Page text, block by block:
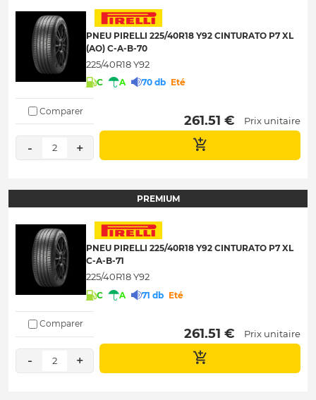
PNEU PIRELLI 225/40R18 Y92 CINTURATO P7 XL
(AO) C-A-B-70
225/40R18 Y92
C A 70 db Eté
Comparer
- 2 +
261.51 € Prix unitaire
PREMIUM
PNEU PIRELLI 225/40R18 Y92 CINTURATO P7 XL
C-A-B-71
225/40R18 Y92
C A 71 db Eté
Comparer
- 2 +
261.51 € Prix unitaire